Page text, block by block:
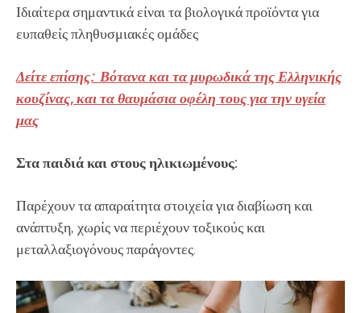
Ιδιαίτερα σημαντικά είναι τα βιολογικά προϊόντα για
ευπαθείς πληθυσμιακές ομάδες
Δείτε επίσης: Βότανα και τα μυρωδικά της Ελληνικής
κουζίνας, και τα θαυμάσια οφέλη τους για την υγεία
μας
Στα παιδιά και στους ηλικιωμένους:
Παρέχουν τα απαραίτητα στοιχεία για διαβίωση και
ανάπτυξη, χωρίς να περιέχουν τοξικούς και
μεταλλαξιογόνους παράγοντες.